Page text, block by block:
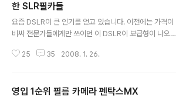
한 SLR필카들
요즘 DSLR이 큰 인기를 얻고 있습니다. 이전에는 가격이
비싸 전문가들에게만 쓰이던 이 DSLR이 보급형이 나오기
제품도 나오면서 많은 분들이 사용하게 되었습니다. 하지
돌려가며 사진을 찍고 싶은데 돈은 없고.... 이런 분들이 위
25 35 2008. 1. 26.
영입 1순위 필름 카메라 펜탁스MX